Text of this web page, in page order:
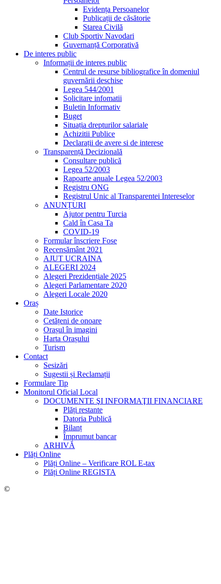
Evidența Persoanelor
Publicații de căsătorie
Starea Civilă
Club Sportiv Navodari
Guvernanță Corporativă
De interes public
Informații de interes public
Centrul de resurse bibliografice în domeniul
guvernării deschise
Legea 544/2001
Solicitare infomatii
Buletin Informativ
Buget
Situația drepturilor salariale
Achizitii Publice
Declarații de avere si de interese
Transparență Decizională
Consultare publică
Legea 52/2003
Rapoarte anuale Legea 52/2003
Registru ONG
Registrul Unic al Transparentei Intereselor
ANUNȚURI
Ajutor pentru Turcia
Cald în Casa Ta
COVID-19
Formular înscriere Fose
Recensământ 2021
AJUT UCRAINA
ALEGERI 2024
Alegeri Prezidențiale 2025
Alegeri Parlamentare 2020
Alegeri Locale 2020
Oraș
Date Istorice
Cetățeni de onoare
Orașul în imagini
Harta Orașului
Turism
Contact
Sesizări
Sugestii și Reclamații
Formulare Tip
Monitorul Oficial Local
DOCUMENTE ŞI INFORMAŢII FINANCIARE
Plăți restante
Datoria Publică
Bilanț
Împrumut bancar
ARHIVĂ
Plăți Online
Plăți Online – Verificare ROL E-tax
Plăți Online REGISTA
©